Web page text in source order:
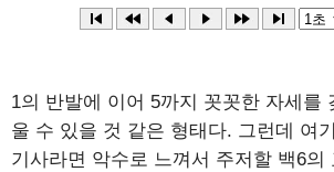
1의 반발에 이어 5까지 꼿꼿한 자세를
울 수 있을 것 같은 형태다. 그런데 여
기사라면 악수로 느껴서 주저할 백6의